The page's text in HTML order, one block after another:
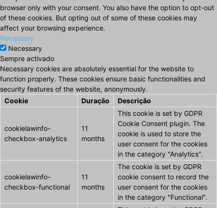
browser only with your consent. You also have the option to opt-out
of these cookies. But opting out of some of these cookies may
affect your browsing experience.
Necessary
Necessary
Sempre activado
Necessary cookies are absolutely essential for the website to
function properly. These cookies ensure basic functionalities and
security features of the website, anonymously.
Cookie
Duração Descrição
cookielawinfo-
checkbox-analytics
11
months
This cookie is set by GDPR
Cookie Consent plugin. The
cookie is used to store the
user consent for the cookies
in the category "Analytics".
cookielawinfo-
checkbox-functional
11
months
The cookie is set by GDPR
cookie consent to record the
user consent for the cookies
in the category "Functional".